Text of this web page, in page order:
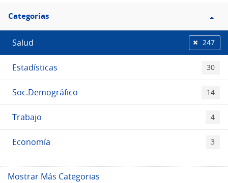
Filtro
Categorias
Categorias
Salud 247
Estadísticas 30
Soc.Demográfico 14
Trabajo 4
Economía 3
Mostrar Más Categorias